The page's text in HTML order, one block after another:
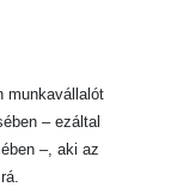
munkavállalót
– ezáltal
–, aki az